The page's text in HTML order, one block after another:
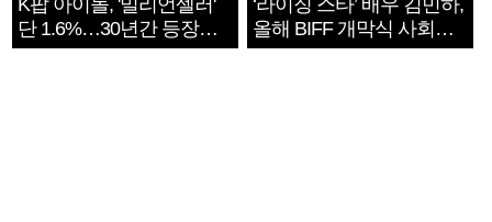
K팝 아이돌, '밀리언셀러'
단 1.6%…30년간 등장
1182개팀 전수조사
‘라이징 스타’ 배우 김민하,
올해 BIFF 개막식 사회자
확정